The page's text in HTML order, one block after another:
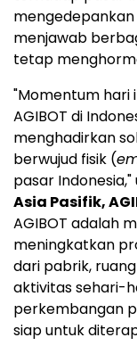
menjawab
tetap
"Momentum hari
AGIBOT di
menghadirkan
berwujud fisik (
pasar Indonesia,"
Asia Pasifik,
AGIBOT adalah
meningkatkan
dari pabrik,
aktivitas sehari-
perkembangan
siap untuk